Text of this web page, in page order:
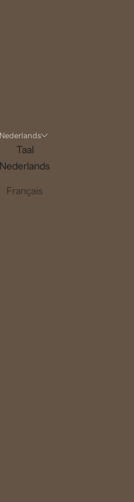
Nederlands
Taal
Nederlands
Français